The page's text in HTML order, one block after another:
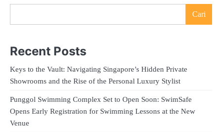
Cari
Recent Posts
Keys to the Vault: Navigating Singapore’s Hidden Private
Showrooms and the Rise of the Personal Luxury Stylist
Punggol Swimming Complex Set to Open Soon: SwimSafe
Opens Early Registration for Swimming Lessons at the New
Venue